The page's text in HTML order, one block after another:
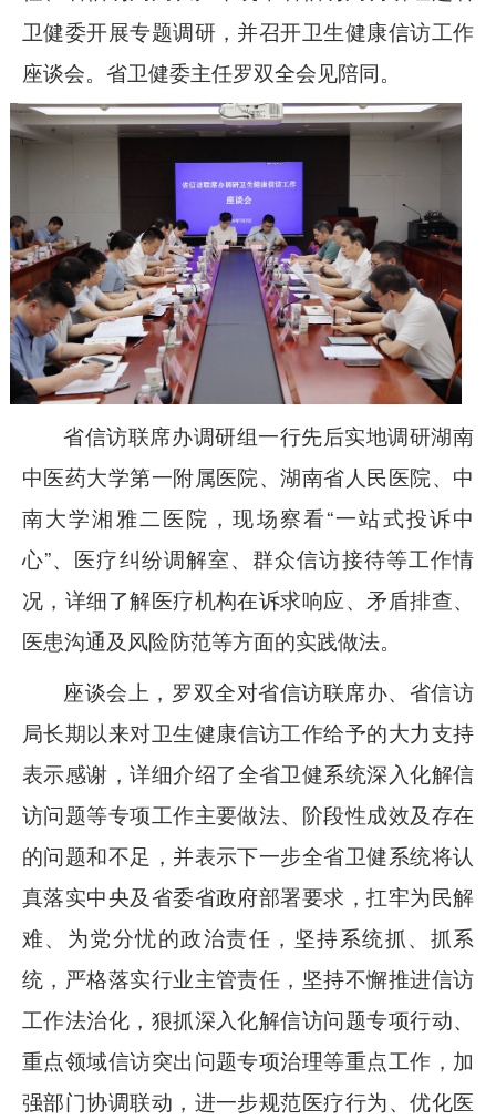
卫健委开展专题调研，并召开卫生健康信访工作
座谈会。省卫健委主任罗双全会见陪同。
省信访联席办调研组一行先后实地调研湖南
中医药大学第一附属医院、湖南省人民医院、中
南大学湘雅二医院，现场察看“一站式投诉中
心”、医疗纠纷调解室、群众信访接待等工作情
况，详细了解医疗机构在诉求响应、矛盾排查、
医患沟通及风险防范等方面的实践做法。
座谈会上，罗双全对省信访联席办、省信访
局长期以来对卫生健康信访工作给予的大力支持
表示感谢，详细介绍了全省卫健系统深入化解信
访问题等专项工作主要做法、阶段性成效及存在
的问题和不足，并表示下一步全省卫健系统将认
真落实中央及省委省政府部署要求，扛牢为民解
难、为党分忧的政治责任，坚持系统抓、抓系
统，严格落实行业主管责任，坚持不懈推进信访
工作法治化，狠抓深入化解信访问题专项行动、
重点领域信访突出问题专项治理等重点工作， 加
强部门协调联动，进一步规范医疗行为、优化医